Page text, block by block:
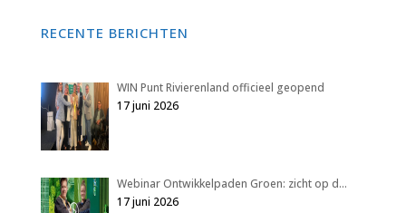
RECENTE BERICHTEN
WIN Punt Rivierenland officieel geopend
17 juni 2026
Webinar Ontwikkelpaden Groen: zicht op d…
17 juni 2026